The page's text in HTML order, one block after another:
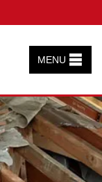
MENU